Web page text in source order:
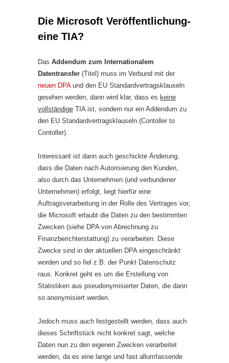
Die Microsoft Veröffentlichung-
eine TIA?
Das Addendum zum Internationalem
Datentransfer (Titel) muss im Verbund mit der
neuen DPAund den EU Standardvertragsklauseln
gesehen werden, dann wird klar, dass es keine
vollständige TIA ist, sondern nur ein Addendum zu
den EU Standardvertragsklauseln (Contoller to
Contoller).
Interessant ist dann auch geschickte Änderung,
dass die Daten nach Autorisierung den Kunden,
also durch das Unternehmen (und verbundener
Unternehmen) erfolgt, liegt hierfür eine
Auftragsverarbeitung in der Rolle des Vertrages vor,
die Microsoft erlaubt die Daten zu den bestimmten
Zwecken (siehe DPA von Abrechnung zu
Finanzberichterstattung) zu verarbeiten. Diese
Zwecke sind in der aktuellen DPA eingeschränkt
worden und so fiel z.B. der Punkt Datenschutz
raus. Konkret geht es um die Erstellung von
Statistiken aus pseudonymisierter Daten, die dann
so anonymisiert werden.
Jedoch muss auch festgestellt werden, dass auch
dieses Schriftstück nicht konkret sagt, welche
Daten nun zu den eigenen Zwecken verarbeitet
werden, da es eine lange und fast allumfassende